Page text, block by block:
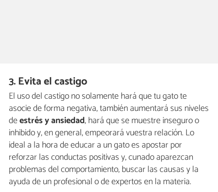
3. Evita el castigo
El uso del castigo no solamente hará que tu gato te
asocie de forma negativa, también aumentará sus niveles
deestrés y ansiedad, hará que se muestre inseguro o
inhibido y, en general, empeorará vuestra relación. Lo
ideal a la hora de educar a un gato es apostar por
reforzar las conductas positivas y, cunado aparezcan
problemas del comportamiento, buscar las causas y la
ayuda de un profesional o de expertos en la materia.